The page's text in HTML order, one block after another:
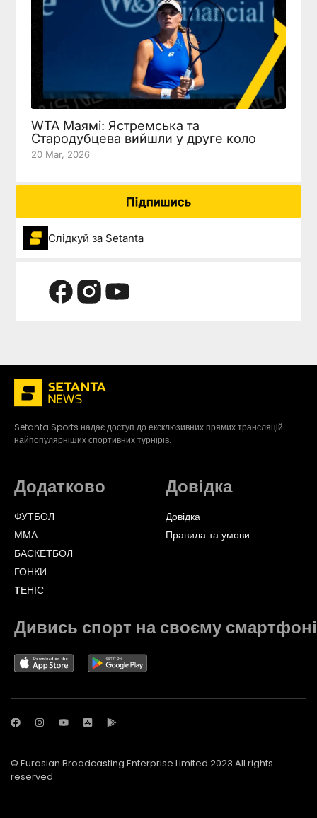
WTA Маямі: Ястремська та
Стародубцева вийшли у друге коло
20 Mar, 2026
Підпишись
Слідкуй за Setanta
Setanta Sports надає доступ до ексклюзивних прямих трансляцій
найпопулярніших спортивних турнірів.
Додатково
ФУТБОЛ
ММА
БАСКЕТБОЛ
ГОНКИ
TЕНІС
Довідка
Довідка
Правила та умови
Дивись спорт на своєму смартфоні
© Eurasian Broadcasting Enterprise Limited 2023 All rights
reserved